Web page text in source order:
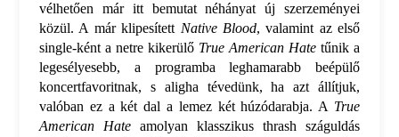
vélhetően már itt bemutat néhányat új szerzeményei
közül. A már klipesített Native Blood, valamint az első
single-ként a netre kikerülő True American Hate tűnik a
legesélyesebb, a programba leghamarabb beépülő
koncertfavoritnak, s aligha tévedünk, ha azt állítjuk,
valóban ez a két dal a lemez két húzódarabja. A True
American Hate amolyan klasszikus thrash száguldás